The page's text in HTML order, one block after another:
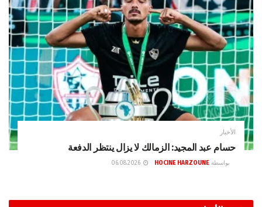
الأخبار
حسام عبد المجيد: الزمالك لا يزال ينتظر الدفعة
بواسطة HOCINE HARZOUNE